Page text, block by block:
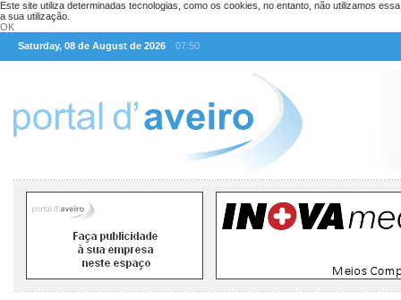
Este site utiliza determinadas tecnologias, como os cookies, no entanto, não utilizamos
a sua utilização.
OK
Saturday, 08 de August de 2026
07:50